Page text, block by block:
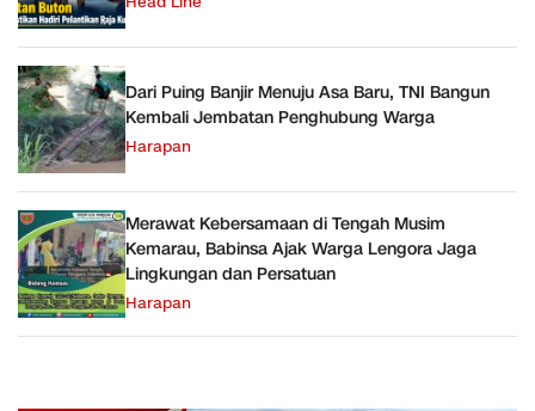
Dari Puing Banjir Menuju Asa Baru, TNI Bangun
Kembali Jembatan Penghubung Warga
Harapan
Merawat Kebersamaan di Tengah Musim
Kemarau, Babinsa Ajak Warga Lengora Jaga
Lingkungan dan Persatuan
Harapan